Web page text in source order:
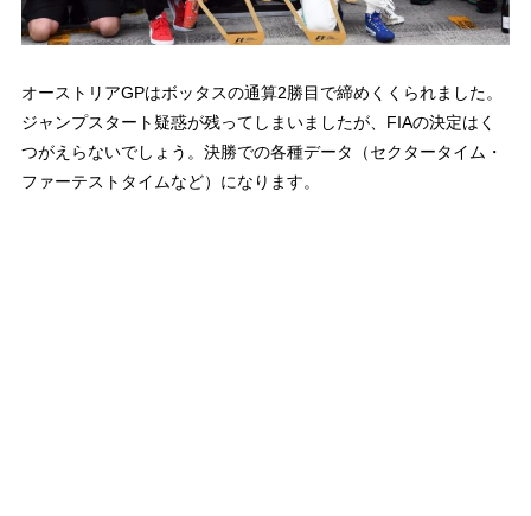
オーストリアGPはボッタスの通算2勝目で締めくくられました。
ジャンプスタート疑惑が残ってしまいましたが、FIAの決定はく
つがえらないでしょう。決勝での各種データ（セクタータイム・
ファーテストタイムなど）になります。